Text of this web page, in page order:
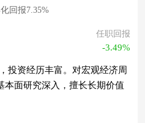
回报7.35%
任职回报
-3.49%
投资经历丰富。对宏观经济周
本面研究深入，擅长长期价值